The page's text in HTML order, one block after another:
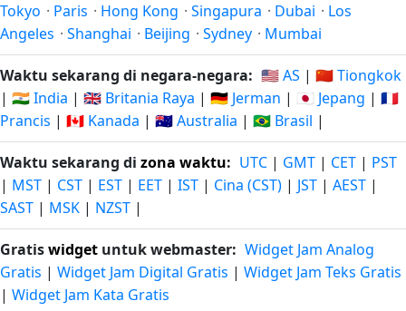
Tokyo · Paris · Hong Kong · Singapura · Dubai · Los
Angeles · Shanghai · Beijing · Sydney · Mumbai
Waktu sekarang di negara-negara: 🇺🇸 AS | 🇨🇳 Tiongkok
| 🇮🇳 India | 🇬🇧 Britania Raya | 🇩🇪 Jerman | 🇯🇵 Jepang | 🇫🇷
Prancis | 🇨🇦 Kanada | 🇦🇺 Australia | 🇧🇷 Brasil |
Waktu sekarang di zona waktu: UTC | GMT | CET | PST
| MST | CST | EST | EET | IST | Cina (CST) | JST | AEST |
SAST | MSK | NZST |
Gratiswidget untuk webmaster: Widget Jam Analog
Gratis | Widget Jam Digital Gratis | Widget Jam Teks Gratis
| Widget Jam Kata Gratis